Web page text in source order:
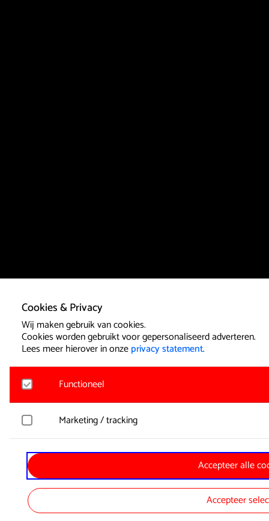
Cookies & Privacy
Wij maken gebruik van cookies.
Cookies worden gebruikt voor gepersonaliseerd adverteren.
Lees meer hierover in onzeprivacy statement.
Functioneel
Noodzakelijk
Voor het functioneren van de website en het onthouden
geplaatst. Hierbij worden geen persoonsgegevens verzameld.
Google Analytics
Bezoekersstatistieken en gebruik van de website worden
Marketing / tracking
YouTube
Registreert klikgedrag, bekeken video’s en aangepaste
wordt gebruikt voor advertenties.
Spotify
Accepteer alle
Accepteer